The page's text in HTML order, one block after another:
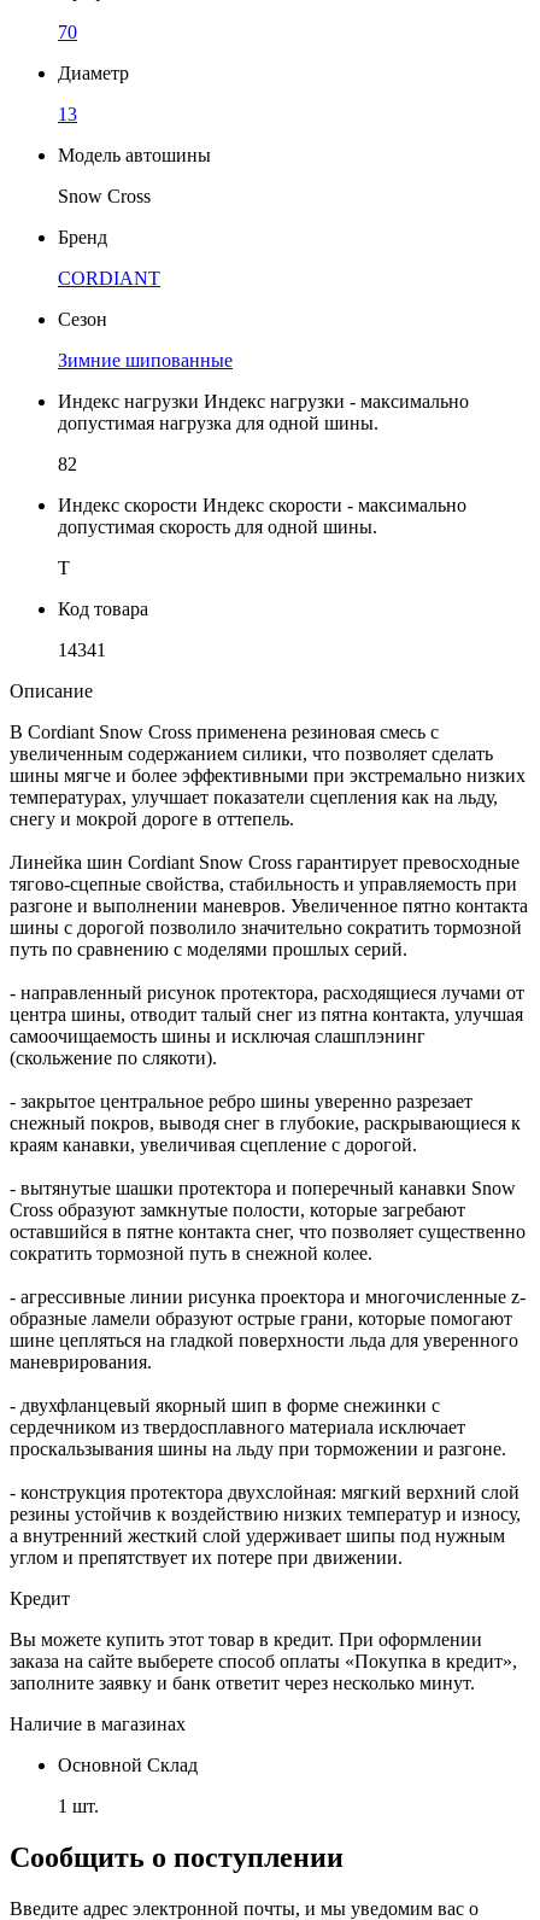
70
Диаметр
13
Модель автошины
Snow Cross
Бренд
CORDIANT
Сезон
Зимние шипованные
Индекс нагрузки Индекс нагрузки - максимально
допустимая нагрузка для одной шины.
82
Индекс скорости Индекс скорости - максимально
допустимая скорость для одной шины.
T
Код товара
14341
Описание
В Cordiant Snow Cross применена резиновая смесь с
увеличенным содержанием силики, что позволяет сделать
шины мягче и более эффективными при экстремально низких
температурах, улучшает показатели сцепления как на льду,
снегу и мокрой дороге в оттепель.
Линейка шин Cordiant Snow Cross гарантирует превосходные
тягово-сцепные свойства, стабильность и управляемость при
разгоне и выполнении маневров. Увеличенное пятно контакта
шины с дорогой позволило значительно сократить тормозной
путь по сравнению с моделями прошлых серий.
- направленный рисунок протектора, расходящиеся лучами от
центра шины, отводит талый снег из пятна контакта, улучшая
самоочищаемость шины и исключая слашплэнинг
(скольжение по слякоти).
- закрытое центральное ребро шины уверенно разрезает
снежный покров, выводя снег в глубокие, раскрывающиеся к
краям канавки, увеличивая сцепление с дорогой.
- вытянутые шашки протектора и поперечный канавки Snow
Cross образуют замкнутые полости, которые загребают
оставшийся в пятне контакта снег, что позволяет существенно
сократить тормозной путь в снежной колее.
- агрессивные линии рисунка проектора и многочисленные z-
образные ламели образуют острые грани, которые помогают
шине цепляться на гладкой поверхности льда для уверенного
маневрирования.
- двухфланцевый якорный шип в форме снежинки с
сердечником из твердосплавного материала исключает
проскальзывания шины на льду при торможении и разгоне.
- конструкция протектора двухслойная: мягкий верхний слой
резины устойчив к воздействию низких температур и износу,
а внутренний жесткий слой удерживает шипы под нужным
углом и препятствует их потере при движении.
Кредит
Вы можете купить этот товар в кредит. При оформлении
заказа на сайте выберете способ оплаты «Покупка в кредит»,
заполните заявку и банк ответит через несколько минут.
Наличие в магазинах
Основной Склад
1 шт.
Сообщить о поступлении
Введите адрес электронной почты, и мы уведомим вас о